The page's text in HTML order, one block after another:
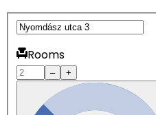
Rooms
– +